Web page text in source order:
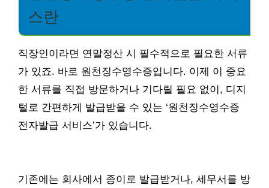
스란
직장인이라면 연말정산 시 필수적으로 필요한 서류
가 있죠. 바로 원천징수영수증입니다. 이제 이 중요
한 서류를 직접 방문하거나 기다릴 필요 없이, 디지
털로 간편하게 발급받을 수 있는 ‘원천징수영수증
전자발급 서비스’가 있습니다.
기존에는 회사에서 종이로 발급받거나, 세무서를 방